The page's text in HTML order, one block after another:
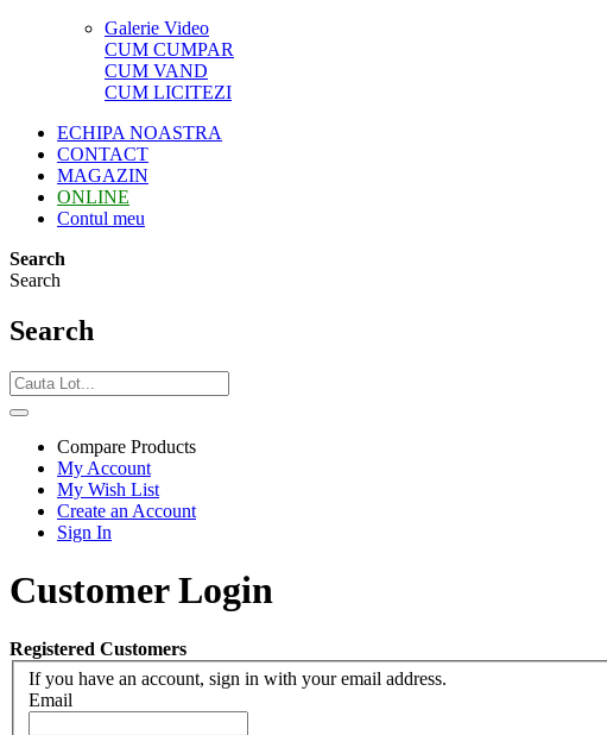
Galerie Video
CUM CUMPAR
CUM VAND
CUM LICITEZI
ECHIPA NOASTRA
CONTACT
MAGAZIN
ONLINE
Contul meu
Search
Search
Search
Compare Products
My Account
My Wish List
Create an Account
Sign In
Customer Login
Registered Customers
If you have an account, sign in with your email address.
Email